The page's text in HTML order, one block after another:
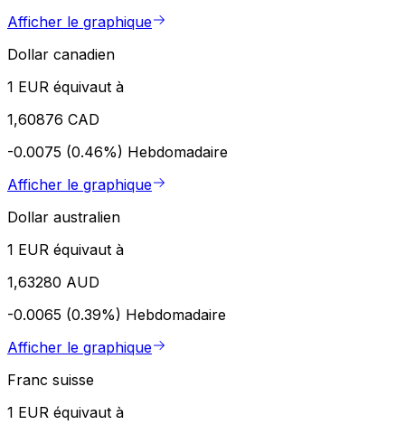
Afficher le graphique
Dollar canadien
1 EUR équivaut à
1,60876 CAD
-0.0075 (0.46%) Hebdomadaire
Afficher le graphique
Dollar australien
1 EUR équivaut à
1,63280 AUD
-0.0065 (0.39%) Hebdomadaire
Afficher le graphique
Franc suisse
1 EUR équivaut à